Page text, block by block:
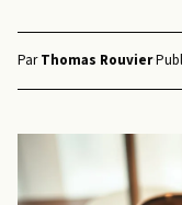
ParThomas Rouvier·